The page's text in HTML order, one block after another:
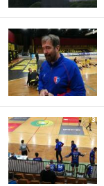
1
3